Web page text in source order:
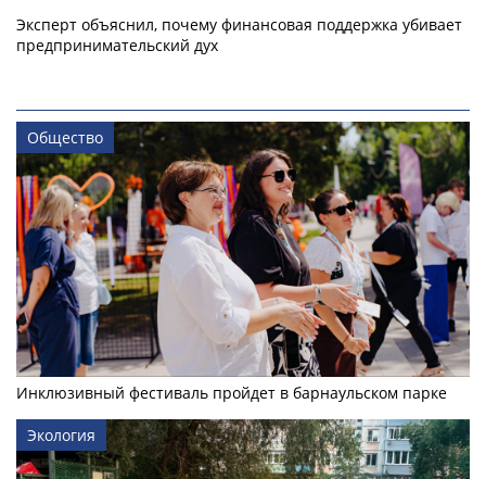
Эксперт объяснил, почему финансовая поддержка убивает
предпринимательский дух
Общество
Инклюзивный фестиваль пройдет в барнаульском парке
Экология